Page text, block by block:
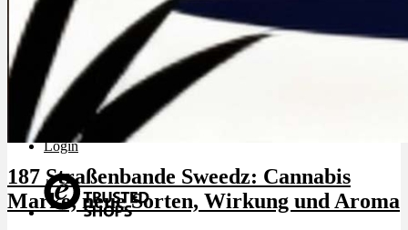
Zen TV
Erfahrungen
Login
187 Straßenbande Sweedz: Cannabis
Marke, neue Sorten, Wirkung und Aroma